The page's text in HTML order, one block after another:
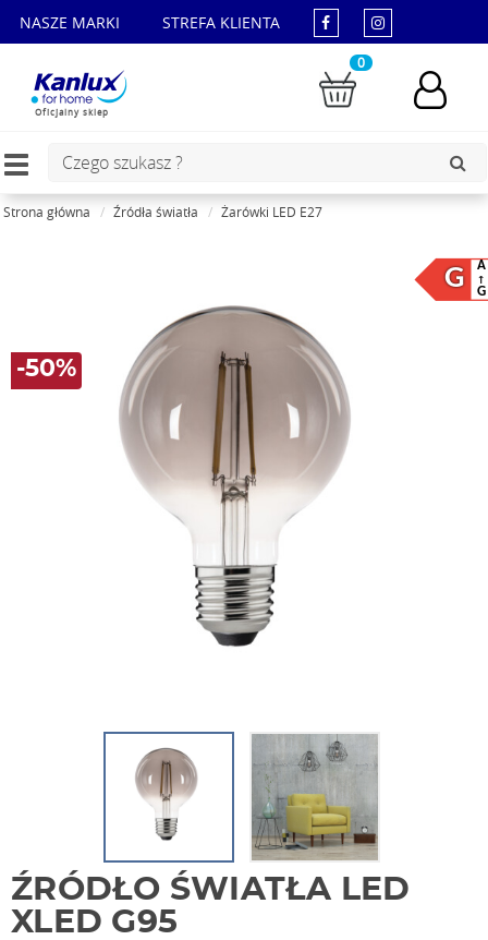
NASZE MARKI STREFA KLIENTA
Oficjalny sklep
0
Toggle
Strona główna Źródła światła Żarówki LED E27
G A
G
-50%
ŹRÓDŁO ŚWIATŁA LED
XLED G95